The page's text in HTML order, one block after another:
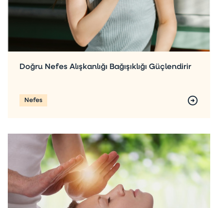
Doğru Nefes Alışkanlığı Bağışıklığı Güçlendirir
Nefes